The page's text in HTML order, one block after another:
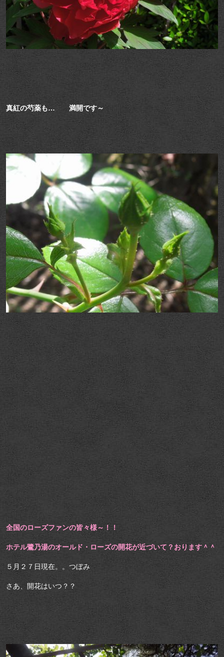
真紅の芍薬も… 満開です～
全国のローズファンの皆々様～！！
ホテル鷺乃湯のオールド・ローズの開花が近づいて？おります＾＾
５月２７日現在。。つぼみ
さあ、開花はいつ？？